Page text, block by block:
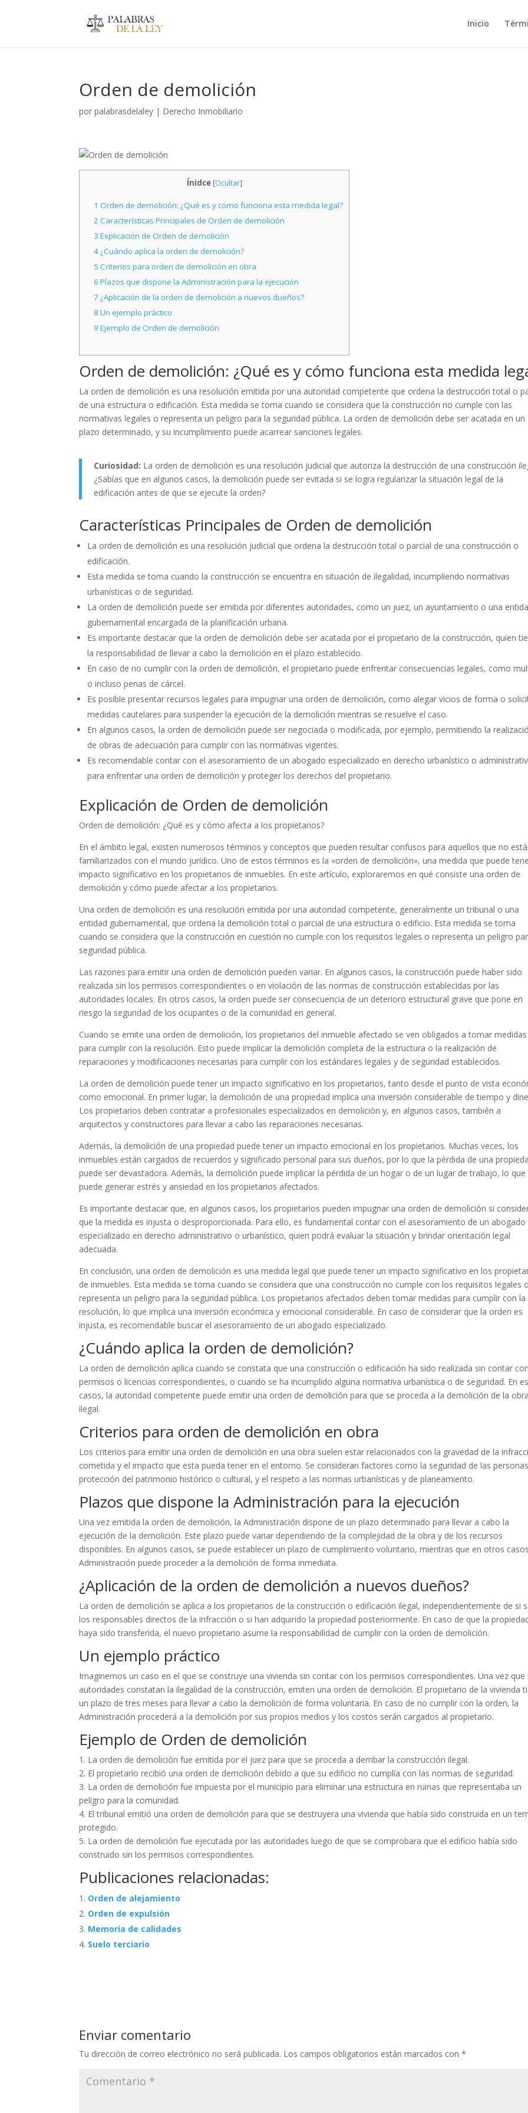
Inicio
Orden de demolición
porpalabrasdelaley | Derecho Inmobiliario
Ínidce [Ocultar]
1 Orden de demolición: ¿Qué es y cómo funciona esta medida legal?
2 Características Principales de Orden de demolición
3 Explicación de Orden de demolición
4¿Cuándo aplica la orden de demolición?
5 Criterios para orden de demolición en obra
6 Plazos que dispone la Administración para la ejecución
7 ¿Aplicación de la orden de demolición a nuevos dueños?
8 Un ejemplo práctico
9 Ejemplo de Orden de demolición
Orden de demolición: ¿Qué es y cómo funciona esta medida
La orden de demolición es una resolución emitida por una autoridad competente que ordena la destrucción total o
de una estructura o edificación. Esta medida se toma cuando se considera que la construcción no cumple con las
normativas legales o representa un peligro para la seguridad pública. La orden de demolición debe ser acatada en un
plazo determinado, y su incumplimiento puede acarrear sanciones legales.
Curiosidad: La orden de demolición es una resolución judicial que autoriza la destrucción de una construcción
¿Sabías que en algunos casos, la demolición puede ser evitada si se logra regularizar la situación legal de la
edificación antes de que se ejecute la orden?
Características Principales de Orden de demolición
La orden de demolición es una resolución judicial que ordena la destrucción total o parcial de una construcción o
edificación.
Esta medida se toma cuando la construcción se encuentra en situación de ilegalidad, incumpliendo normativas
urbanísticas o de seguridad.
La orden de demolición puede ser emitida por diferentes autoridades, como un juez, un ayuntamiento o una
gubernamental encargada de la planificación urbana.
Es importante destacar que la orden de demolición debe ser acatada por el propietario de la construcción, quien
la responsabilidad de llevar a cabo la demolición en el plazo establecido.
En caso de no cumplir con la orden de demolición, el propietario puede enfrentar consecuencias legales, como
o incluso penas de cárcel.
Es posible presentar recursos legales para impugnar una orden de demolición, como alegar vicios de forma o
medidas cautelares para suspender la ejecución de la demolición mientras se resuelve el caso.
En algunos casos, la orden de demolición puede ser negociada o modificada, por ejemplo, permitiendo la
de obras de adecuación para cumplir con las normativas vigentes.
Es recomendable contar con el asesoramiento de un abogado especializado en derecho urbanístico o
para enfrentar una orden de demolición y proteger los derechos del propietario.
Explicación de Orden de demolición
Orden de demolición: ¿Qué es y cómo afecta a los propietarios?
En el ámbito legal, existen numerosos términos y conceptos que pueden resultar confusos para aquellos que no
familiarizados con el mundo jurídico. Uno de estos términos es la «orden de demolición», una medida que puede
impacto significativo en los propietarios de inmuebles. En este artículo, exploraremos en qué consiste una orden de
demolición y cómo puede afectar a los propietarios.
Una orden de demolición es una resolución emitida por una autoridad competente, generalmente un tribunal o una
entidad gubernamental, que ordena la demolición total o parcial de una estructura o edificio. Esta medida se toma
cuando se considera que la construcción en cuestión no cumple con los requisitos legales o representa un peligro
seguridad pública.
Las razones para emitir una orden de demolición pueden variar. En algunos casos, la construcción puede haber sido
realizada sin los permisos correspondientes o en violación de las normas de construcción establecidas por las
autoridades locales. En otros casos, la orden puede ser consecuencia de un deterioro estructural grave que pone en
riesgo la seguridad de los ocupantes o de la comunidad en general.
Cuando se emite una orden de demolición, los propietarios del inmueble afectado se ven obligados a tomar medidas
para cumplir con la resolución. Esto puede implicar la demolición completa de la estructura o la realización de
reparaciones y modificaciones necesarias para cumplir con los estándares legales y de seguridad establecidos.
La orden de demolición puede tener un impacto significativo en los propietarios, tanto desde el punto de vista
como emocional. En primer lugar, la demolición de una propiedad implica una inversión considerable de tiempo y
Los propietarios deben contratar a profesionales especializados en demolición y, en algunos casos, también a
arquitectos y constructores para llevar a cabo las reparaciones necesarias.
Además, la demolición de una propiedad puede tener un impacto emocional en los propietarios. Muchas veces, los
inmuebles están cargados de recuerdos y significado personal para sus dueños, por lo que la pérdida de una
puede ser devastadora. Además, la demolición puede implicar la pérdida de un hogar o de un lugar de trabajo, lo que
puede generar estrés y ansiedad en los propietarios afectados.
Es importante destacar que, en algunos casos, los propietarios pueden impugnar una orden de demolición si
que la medida es injusta o desproporcionada. Para ello, es fundamental contar con el asesoramiento de un abogado
especializado en derecho administrativo o urbanístico, quien podrá evaluar la situación y brindar orientación legal
adecuada.
En conclusión, una orden de demolición es una medida legal que puede tener un impacto significativo en los
de inmuebles. Esta medida se toma cuando se considera que una construcción no cumple con los requisitos legales o
representa un peligro para la seguridad pública. Los propietarios afectados deben tomar medidas para cumplir con la
resolución, lo que implica una inversión económica y emocional considerable. En caso de considerar que la orden es
injusta, es recomendable buscar el asesoramiento de un abogado especializado.
¿Cuándo aplica la orden de demolición?
La orden de demolición aplica cuando se constata que una construcción o edificación ha sido realizada sin contar
permisos o licencias correspondientes, o cuando se ha incumplido alguna normativa urbanística o de seguridad. En
casos, la autoridad competente puede emitir una orden de demolición para que se proceda a la demolición de la obra
ilegal.
Criterios para orden de demolición en obra
Los criterios para emitir una orden de demolición en una obra suelen estar relacionados con la gravedad de la
cometida y el impacto que esta pueda tener en el entorno. Se consideran factores como la seguridad de las
protección del patrimonio histórico o cultural, y el respeto a las normas urbanísticas y de planeamiento.
Plazos que dispone la Administración para la ejecución
Una vez emitida la orden de demolición, la Administración dispone de un plazo determinado para llevar a cabo la
ejecución de la demolición. Este plazo puede variar dependiendo de la complejidad de la obra y de los recursos
disponibles. En algunos casos, se puede establecer un plazo de cumplimiento voluntario, mientras que en otros
Administración puede proceder a la demolición de forma inmediata.
¿Aplicación de la orden de demolición a nuevos dueños?
La orden de demolición se aplica a los propietarios de la construcción o edificación ilegal, independientemente de si
los responsables directos de la infracción o si han adquirido la propiedad posteriormente. En caso de que la
haya sido transferida, el nuevo propietario asume la responsabilidad de cumplir con la orden de demolición.
Un ejemplo práctico
Imaginemos un caso en el que se construye una vivienda sin contar con los permisos correspondientes. Una vez que
autoridades constatan la ilegalidad de la construcción, emiten una orden de demolición. El propietario de la vivienda
un plazo de tres meses para llevar a cabo la demolición de forma voluntaria. En caso de no cumplir con la orden, la
Administración procederá a la demolición por sus propios medios y los costos serán cargados al propietario.
Ejemplo de Orden de demolición
1. La orden de demolición fue emitida por el juez para que se proceda a derribar la construcción ilegal.
2. El propietario recibió una orden de demolición debido a que su edificio no cumplía con las normas de seguridad.
3. La orden de demolición fue impuesta por el municipio para eliminar una estructura en ruinas que representaba un
peligro para la comunidad.
4. El tribunal emitió una orden de demolición para que se destruyera una vivienda que había sido construida en un
protegido.
5. La orden de demolición fue ejecutada por las autoridades luego de que se comprobara que el edificio había sido
construido sin los permisos correspondientes.
Publicaciones relacionadas:
Orden de alejamiento
Orden de expulsión
Memoria de calidades
Suelo terciario
Enviar comentario
Tu dirección de correo electrónico no será publicada. Los campos obligatorios están marcados con*